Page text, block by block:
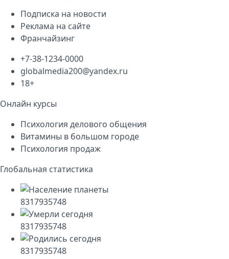
Подписка на новости
Реклама на сайте
Франчайзинг
+7-38-1234-0000
globalmedia200@yandex.ru
18+
Онлайн курсы
Психология делового общения
Витамины в большом городе
Психология продаж
Глобальная статистика
8317935748
8317935748
8317935748